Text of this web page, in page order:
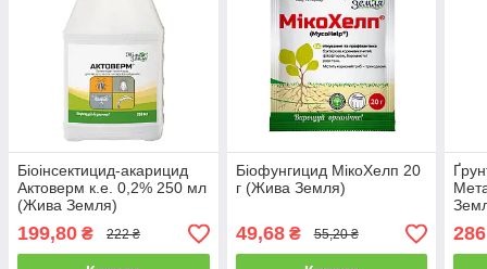
Біоінсектицид-акарицид
Актоверм к.е. 0,2% 250 мл
(Жива Земля)
199,80 ₴ 222 ₴
Біофунгицид МікоХелп 20
г (Жива Земля)
49,68₴ 55,20 ₴